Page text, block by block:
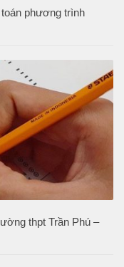
phương trình
thpt Trần Phú –